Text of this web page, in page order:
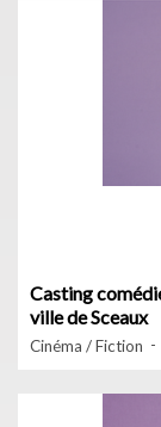
Casting
ville de Sceaux
Cinéma / Fiction